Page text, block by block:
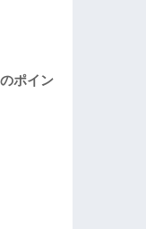
ポイン